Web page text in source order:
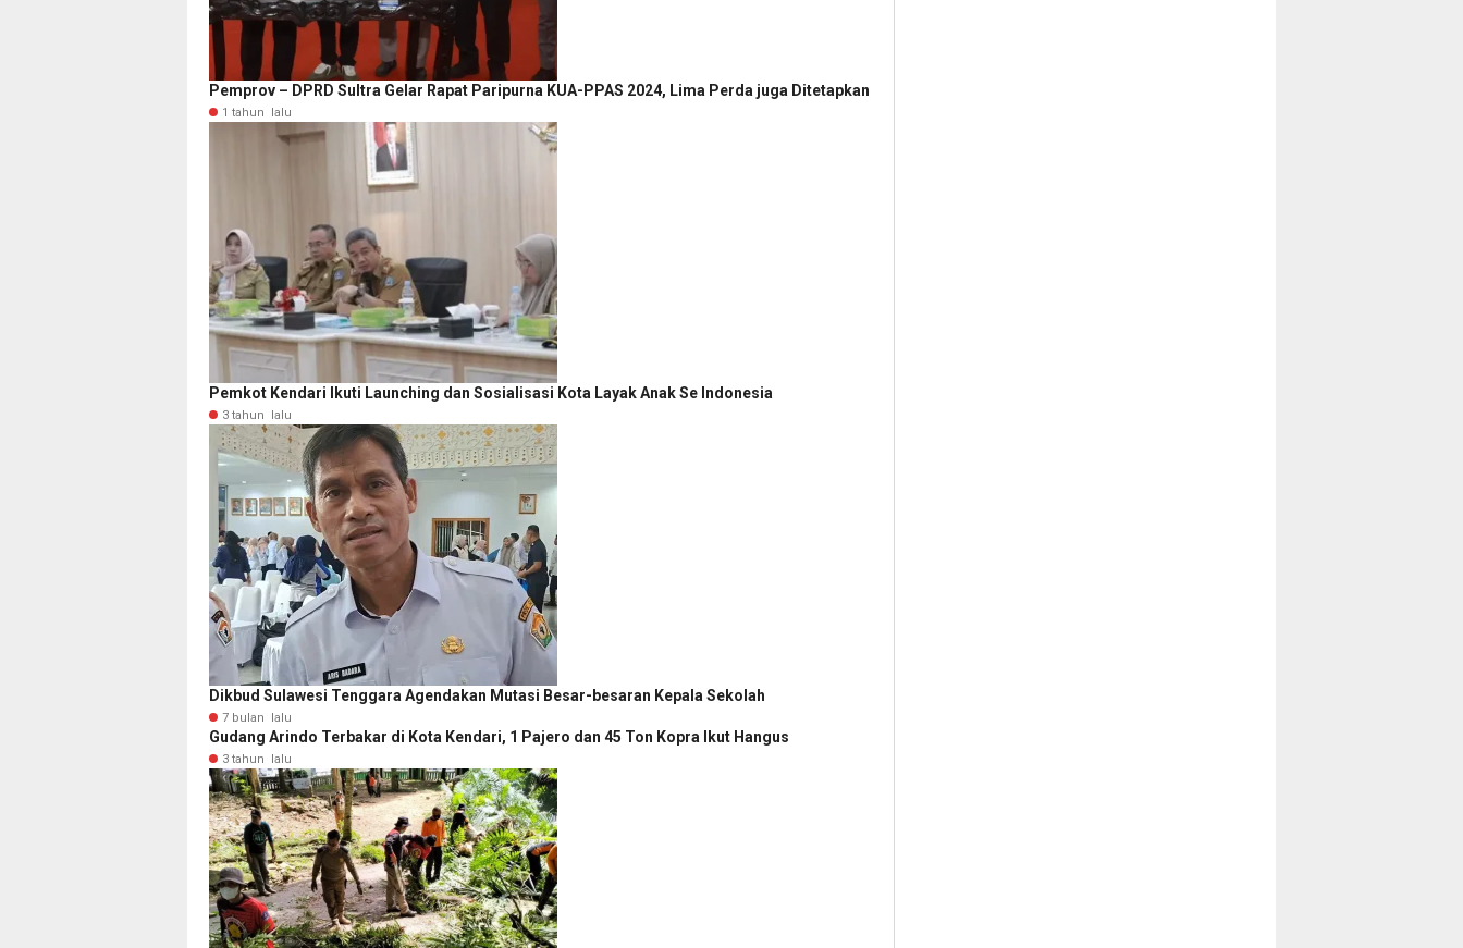
Pemprov – DPRD Sultra Gelar Rapat Paripurna KUA-PPAS 2024, Lima Perda juga Ditetapkan
1 tahun lalu
Pemkot Kendari Ikuti Launching dan Sosialisasi Kota Layak Anak Se Indonesia
3 tahun lalu
Dikbud Sulawesi Tenggara Agendakan Mutasi Besar-besaran Kepala Sekolah
7 bulan lalu
Gudang Arindo Terbakar di Kota Kendari, 1 Pajero dan 45 Ton Kopra Ikut Hangus
3 tahun lalu